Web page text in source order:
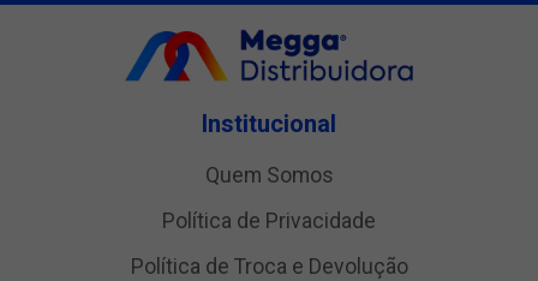
Institucional
Quem Somos
Política de Privacidade
Política de Troca e Devolução